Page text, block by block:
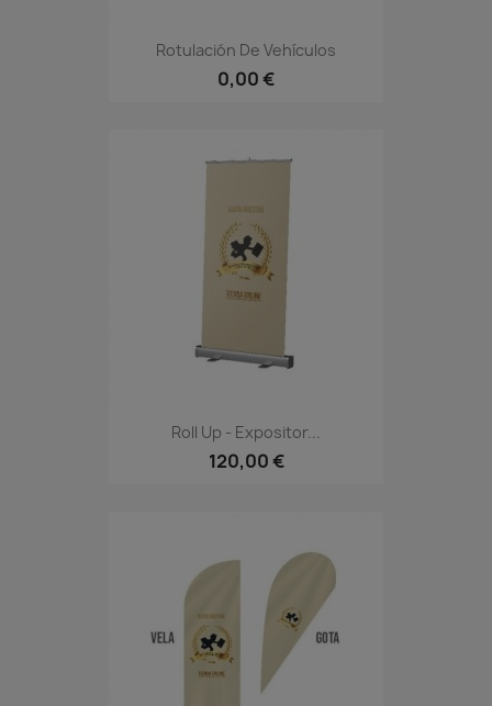
Rotulación De Vehículos
0,00 €
Roll Up - Expositor...
120,00 €